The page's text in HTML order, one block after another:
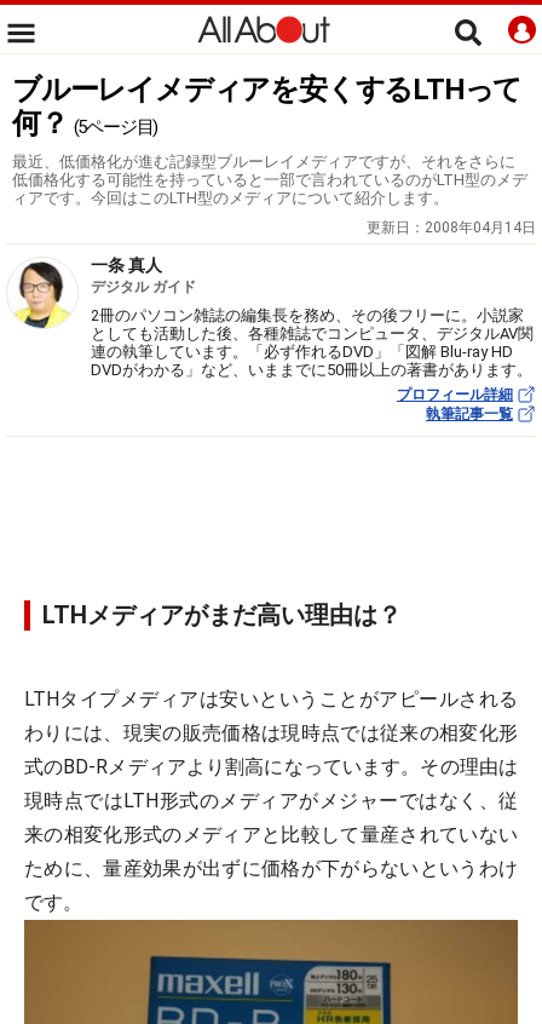
ブルーレイメディアを安くするLTHって
何？ (5ページ目)
最近、低価格化が進む記録型ブルーレイメディアですが、それをさらに
低価格化する可能性を持っていると一部で言われているのがLTH型のメデ
ィアです。今回はこのLTH型のメディアについて紹介します。
更新日： 2008年04月14日
一条 真人
デジタル ガイド
2冊のパソコン雑誌の編集長を務め、その後フリーに。小説家
としても活動した後、各種雑誌でコンピュータ、デジタルAV関
連の執筆しています。「必ず作れるDVD」「図解 Blu-ray HD
DVDがわかる」など、いままでに50冊以上の著書があります。
プロフィール詳細
執筆記事一覧
LTHメディアがまだ高い理由は？
LTHタイプメディアは安いということがアピールされる
わりには、現実の販売価格は現時点では従来の相変化形
式のBD-Rメディアより割高になっています。その理由は
現時点ではLTH形式のメディアがメジャーではなく、従
来の相変化形式のメディアと比較して量産されていない
ために、量産効果が出ずに価格が下がらないというわけ
です。